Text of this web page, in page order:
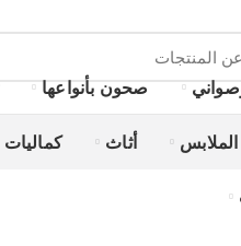
صحون بأنواعها
أثاث كماليات